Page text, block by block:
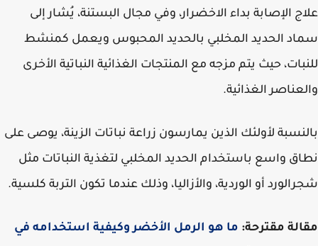
الإصابة بداء الاخضرار، وفي مجال البستنة، يُشار إلى
الحديد المخلبي بالحديد المحبوس ويعمل كمنشط
حيث يتم مزجه مع المنتجات الغذائية النباتية الأخرى
الغذائية.
لأولئك الذين يمارسون زراعة نباتات الزينة، يوصى على
واسع باستخدام الحديد المخلبي لتغذية النباتات مثل
أو الوردية، والأزاليا، وذلك عندما تكون التربة كلسية.
مقترحة: ما هو الرمل الأخضر وكيفية استخدامه في